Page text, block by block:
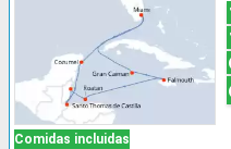
Comidas incluidas